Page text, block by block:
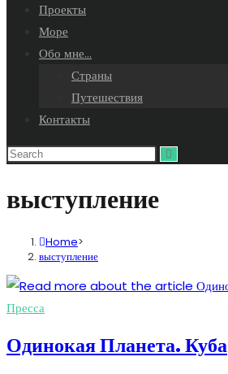
search
Проекты
Море
Обо мне…
Страны
Путешествия
Контакты
выступление
Home>
выступление
Пресса
Одинокая Планета. Куба